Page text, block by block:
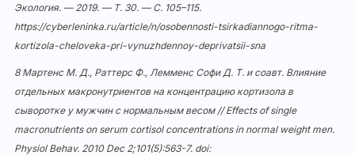
Экология. — 2019. — Т. 30. — С. 105–115.
https://cyberleninka.ru/article/n/osobennosti-tsirkadiannogo-ritma-
kortizola-cheloveka-pri-vynuzhdennoy-deprivatsii-sna
8 Мартенс М. Д., Раттерс Ф., Лемменс Софи Д. Т. и соавт. Влияние
отдельных макронутриентов на концентрацию кортизола в
сыворотке у мужчин с нормальным весом // Effects of single
macronutrients on serum cortisol concentrations in normal weight men.
Physiol Behav. 2010 Dec 2;101(5):563-7. doi: